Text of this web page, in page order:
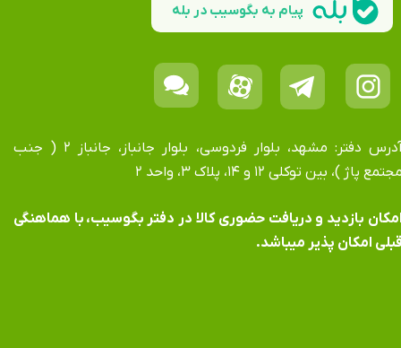
آدرس دفتر: مشهد، بلوار فردوسی، بلوار جانباز، جانباز ۲ ( جنب
پاژ )، بین توکلی ۱۲ و ۱۴، پلاک ۳، واحد ۲
بازدید و دریافت حضوری کالا در دفتر بگوسیب، با هماهنگی
امکان پذیر میباشد.
پیام به بگوسیب در بله